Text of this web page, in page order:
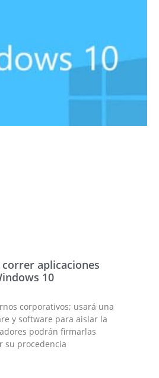
aplicaciones
10
corporativos; usará una
y software para aislar la
podrán firmarlas
su procedencia